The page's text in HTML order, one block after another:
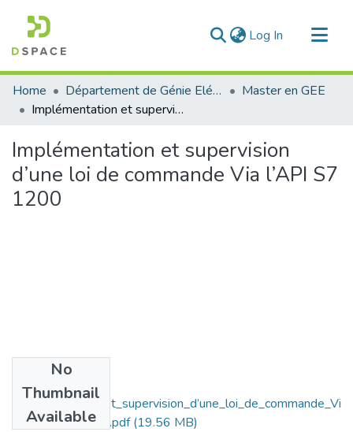
Log In (current)
Communities & Collections
All of DSpace
Home Département de Génie Eléctrique et Electronique
Master en GEE
Implémentation et supervision d’une loi de commande Via l’API S7 1200
Implémentation et supervision
d’une loi de commande Via l’API S7
1200
No
Thumbnail
Available
Implementation_et_supervision_d’une_loi_de_commande_Vi
a_l’API_S7_1200.pdf(19.56 MB)